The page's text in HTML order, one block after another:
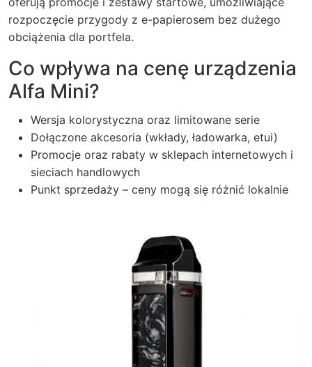
rozpoczęcie przygody z e-papierosem bez dużego
obciążenia dla portfela.
Co wpływa na cenę urządzenia
Alfa Mini?
Wersja kolorystyczna oraz limitowane serie
Dołączone akcesoria (wkłady, ładowarka, etui)
Promocje oraz rabaty w sklepach internetowych i
sieciach handlowych
Punkt sprzedaży – ceny mogą się różnić lokalnie